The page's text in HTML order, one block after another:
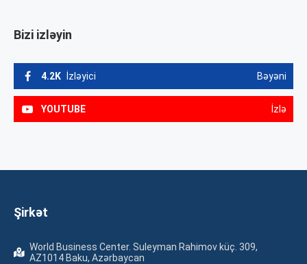
Bizi izləyin
4.2K İzləyici Bəyəni
YOUTUBE İzlə
Şirkət
World Business Center. Suleyman Rahimov küç. 309,
AZ1014 Baku, Azərbaycan